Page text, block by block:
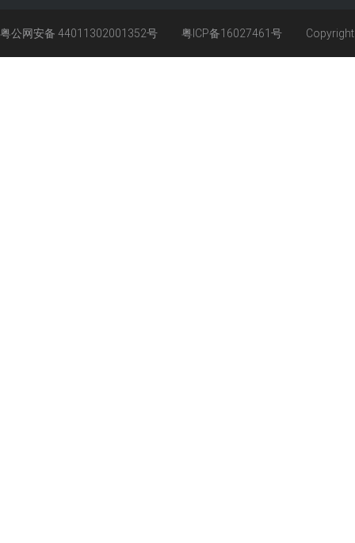
粤公网安备 44011302001352号 粤ICP备16027461号